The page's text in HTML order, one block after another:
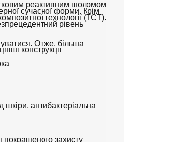
реактивним шоломом
сучасної форми. Крім
технології (TCT).
рівень
Отже, більша
конструкції
шкіри, антибактеріальна
покращеного захисту